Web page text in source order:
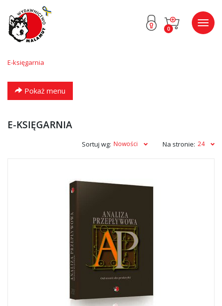
Przejdź
do menu
głównego
Przejdź
do
menu
stopce
0
menu
E-księgarnia
Pokaż menu
E-KSIĘGARNIA
Sortuj wg: Nowości Na stronie: 24